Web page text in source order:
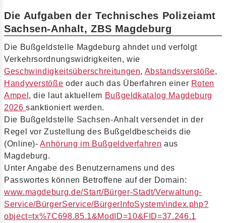
Die Aufgaben der Technisches Polizeiamt
Sachsen-Anhalt, ZBS Magdeburg
Die Bußgeldstelle Magdeburg ahndet und verfolgt
Verkehrsordnungswidrigkeiten, wie
Geschwindigkeitsüberschreitungen, Abstandsverstöße,
Handyverstöße oder auch das Überfahren einer Roten
Ampel , die laut aktuellem Bußgeldkatalog Magdeburg
2026sanktioniert werden.
Die Bußgeldstelle Sachsen-Anhalt versendet in der
Regel vor Zustellung des Bußgeldbescheids die
(Online)-Anhörung im Bußgeldverfahren aus
Magdeburg.
Unter Angabe des Benutzernamens und des
Passwortes können Betroffene auf der Domain:
www.magdeburg.de/Start/Bürger-Stadt/Verwaltung-
Service/BürgerService/BürgerInfoSystem/index.php?
object=tx%7C698.85.1&ModID=10&FID=37.246.1